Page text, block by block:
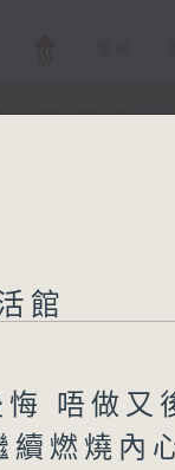
館
悔 唔做又
燃燒內